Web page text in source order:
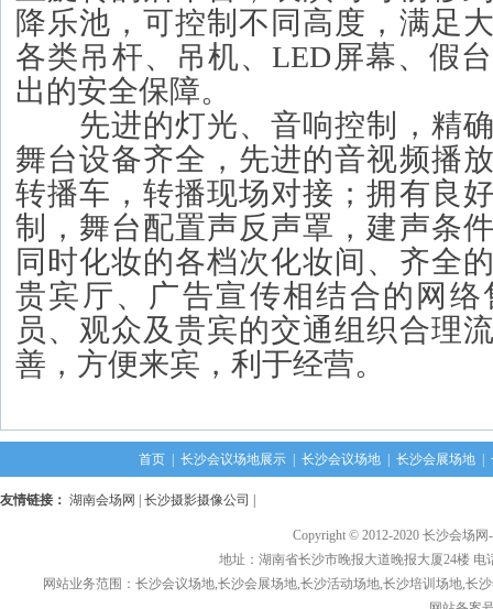
降乐池，可控制不同高度，满足
各类吊杆、吊机、LED屏幕、假
出的安全保障。
先进的灯光、音响控制，精确
舞台设备齐全，先进的音视频播
转播车，转播现场对接；拥有良
制，舞台配置声反声罩，建声条
同时化妆的各档次化妆间、齐全
贵宾厅、广告宣传相结合的网
员、观众及贵宾的交通组织合理
善，方便来宾，利于经营。
首页 长沙会议场地展示 长沙会议场地 长沙会展场地
友情链接： 湖南会场网 长沙摄影摄像公司
Copyright © 2012-2020 长沙会场
地址：湖南省长沙市晚报大道晚报大厦24楼 电
网站业务范围：长沙会议场地,长沙会展场地,长沙活动场地,长沙培训场地,长